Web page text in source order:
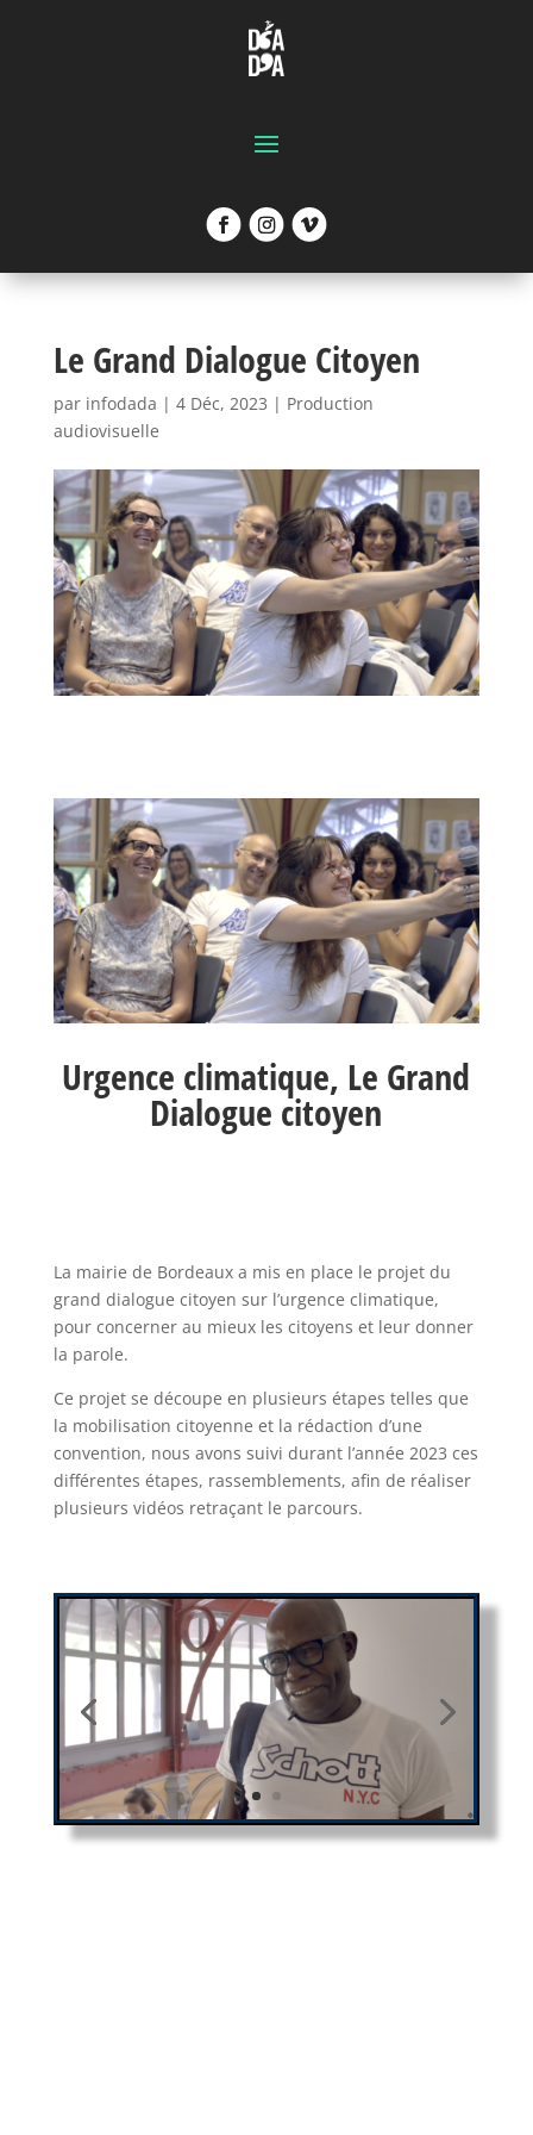
Le Grand Dialogue Citoyen
par infodada | 4 Déc, 2023 | Production
audiovisuelle
Urgence climatique, Le Grand
Dialogue citoyen
La mairie de Bordeaux a mis en place le projet du
grand dialogue citoyen sur l’urgence climatique,
pour concerner au mieux les citoyens et leur donner
la parole.
Ce projet se découpe en plusieurs étapes telles que
la mobilisation citoyenne et la rédaction d’une
convention, nous avons suivi durant l’année 2023 ces
différentes étapes, rassemblements, afin de réaliser
plusieurs vidéos retraçant le parcours.